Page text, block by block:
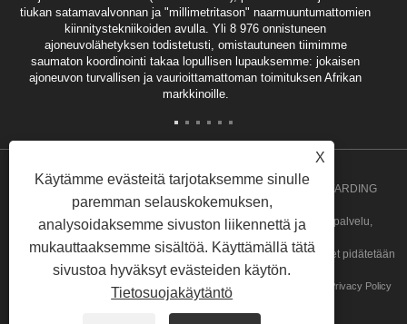
tiukan satamavalvonnan ja "millimetritason" naarmuuntumattomien
kiinnitystekniikoiden avulla. Yli 8 976 onnistuneen
ajoneuvolähetyksen todistetusti, omistautuneen tiimimme
saumaton koordinointi takaa lopullisen lupauksemme: jokaisen
ajoneuvon turvallisen ja vaurioittamattoman toimituksen Afrikan
markkinoille.
Copyright 2020 GUANGZHOU SPEED INT'L FREIGHT FORWARDING
CO.,LTD. - Angolan ryhmäkuljetukset, Angolan ovelta ovelle -palvelu,
irtotavaralähetykset, Ghanan ryhmäkuljetuspalvelu Kaikki oikeudet pidätetään
Linkit Sitemap Privacy Policy
X
Käytämme evästeitä tarjotaksemme sinulle
paremman selauskokemuksen,
analysoidaksemme sivuston liikennettä ja
mukauttaaksemme sisältöä. Käyttämällä tätä
sivustoa hyväksyt evästeiden käytön.
Tietosuojakäytäntö